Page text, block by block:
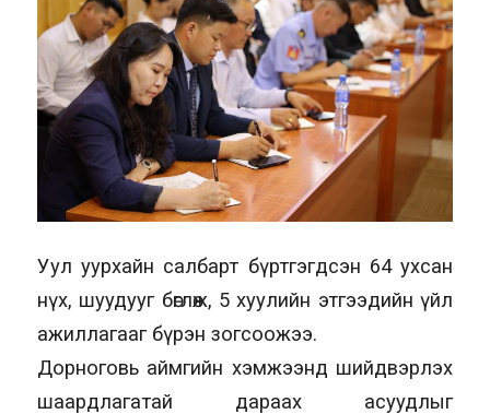
Уул уурхайн салбарт бүртгэгдсэн 64 ухсан
нүх, шуудууг бөглөж, 5 хуулийн этгээдийн үйл
ажиллагааг бүрэн зогсоожээ.
Дорноговь аймгийн хэмжээнд шийдвэрлэх
шаардлагатай дараах асуудлыг